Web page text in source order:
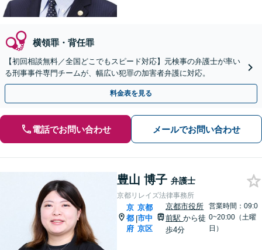
横領罪・背任罪
【初回相談無料／全国どこでもスピード対応】元検事の弁護士が率い
る刑事事件専門チームが、幅広い犯罪の加害者弁護に対応。
料金表を見る
電話でお問い合わせ メールでお問い合わせ
豊山 博子 弁護士
京都リレイズ法律事務所
京
都
府
|
京都
市中
京区
京都市役所
前駅から徒
歩4分
営業時間：09:0
0~20:00（土曜
日）